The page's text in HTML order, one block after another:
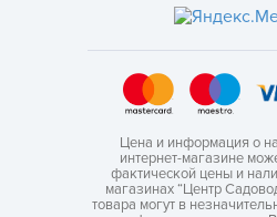
Цена и информация о
интернет-магазине
фактической цены и
магазинах “Центр
товара могут в